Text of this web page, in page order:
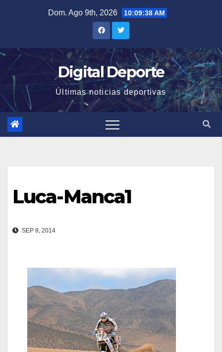
Dom. Ago 9th, 2026 10:09:38 AM
Digital Deporte
Últimas noticias deportivas
Luca-Manca1
SEP 8, 2014